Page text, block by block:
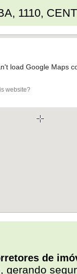
1110,
load Google Maps
website?
de
gerando